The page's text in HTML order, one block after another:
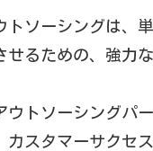
トソーシングは、
せるための、強力
ウトソーシングパ
カスタマーサクセ